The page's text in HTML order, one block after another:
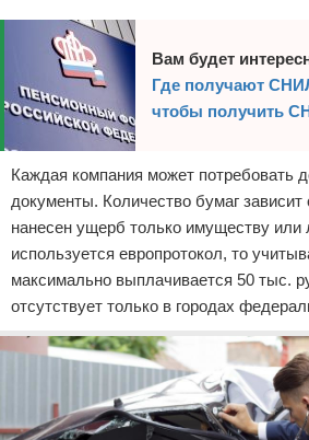
Вам будет
Где получают
чтобы получить
Каждая компания может потребовать
документы. Количество бумаг зависит
нанесен ущерб только имуществу
используется европротокол, то
максимально выплачивается 50 тыс.
отсутствует только в городах